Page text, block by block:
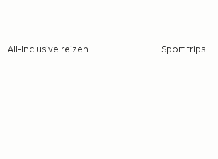
All-Inclusive reizen Sport trips